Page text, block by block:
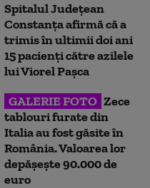
Spitalul Judeţean
Constanţa afirmă că a
trimis în ultimii doi ani
15 pacienţi către azilele
lui Viorel Paşca
GALERIE FOTO Zece
tablouri furate din
Italia au fost găsite în
România. Valoarea lor
depășește 90.000 de
euro